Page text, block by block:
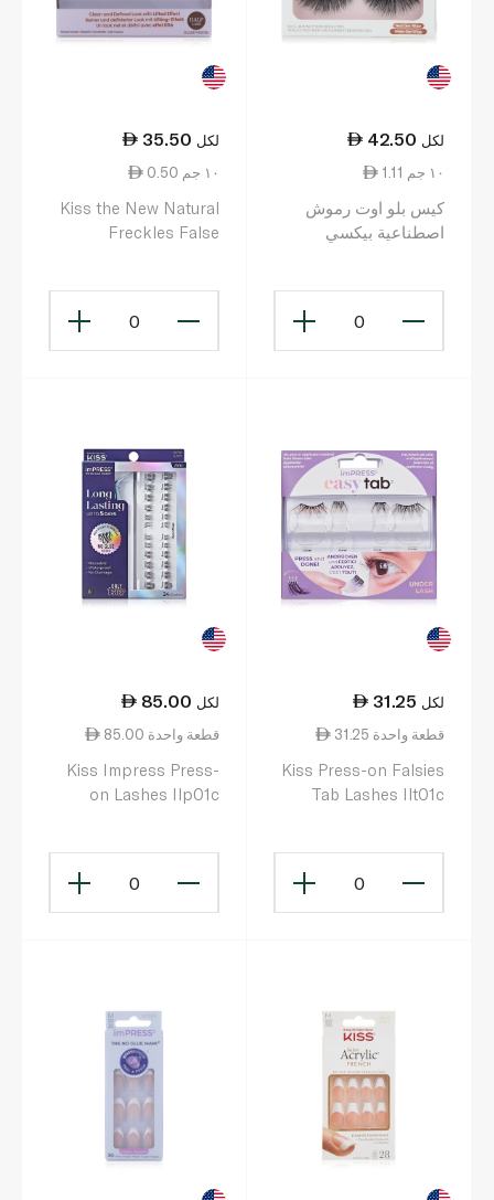
42.50 لكل
1.11 ١٠ جم
كيس بلو اوت رموش
اصطناعية بيكسي
0
35.50 لكل
0.50 ١٠ جم
Kiss the New Natural
Freckles False
0
31.25 لكل
31.25 قطعة واحدة
Kiss Press-on Falsies
Tab Lashes Ilt01c
0
85.00 لكل
85.00 قطعة واحدة
Kiss Impress Press-
on Lashes Ilp01c
0